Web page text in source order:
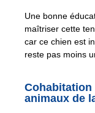
Une bonne
maîtriser cette
car ce chien est
reste pas moins
Cohabitation
animaux de